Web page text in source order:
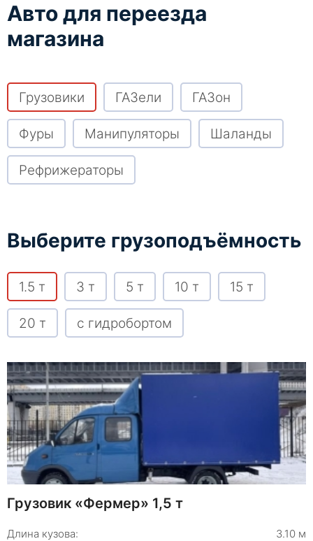
Авто для переезда
магазина
Грузовики ГАЗели ГАЗон
Фуры Манипуляторы Шаланды
Рефрижераторы
Выберите грузоподъёмность
1.5 т 3 т 5 т 10 т 15 т
20 т с гидробортом
Грузовик «Фермер» 1,5 т
Длина кузова:
3.10 м